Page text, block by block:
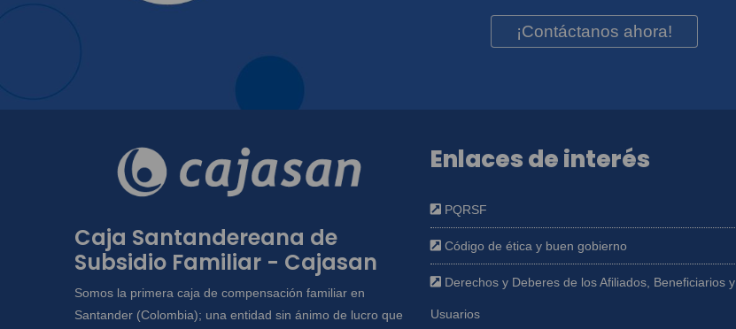
¡Contáctanos ahora!
Caja Santandereana de
Subsidio Familiar - Cajasan
Somos la primera caja de compensación familiar en
Santander (Colombia); una entidad sin ánimo de lucro que
Enlaces de interés
PQRSF
Código de ética y buen gobierno
Derechos y Deberes de los Afiliados, Beneficiarios y
Usuarios